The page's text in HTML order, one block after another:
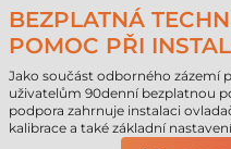
BEZPLATNÁ
POMOC PŘI
Jako součást odborného zázemí
uživatelům 90denní bezplatnou
podpora zahrnuje instalaci
kalibrace a také základní